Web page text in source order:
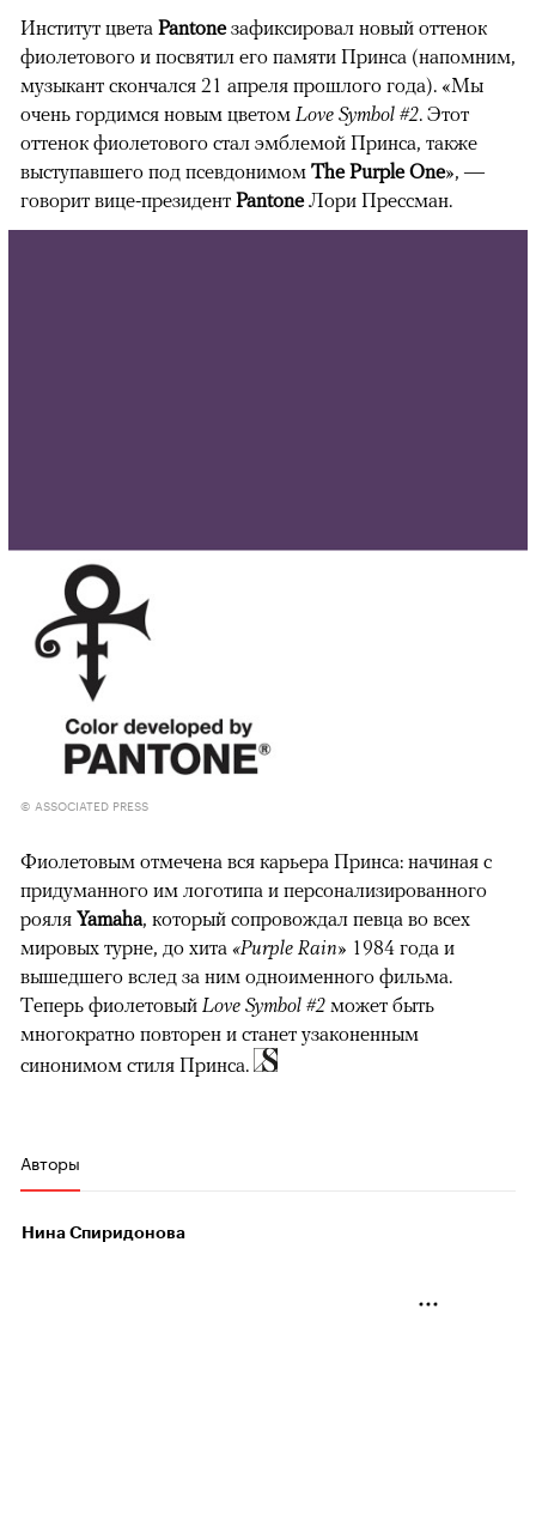
Институт цвета Pantoneзафиксировал новый оттенок
фиолетового и посвятил его памяти Принса (напомним,
музыкант скончался 21 апреля прошлого года). «Мы
очень гордимся новым цветом Love Symbol #2. Этот
оттенок фиолетового стал эмблемой Принса, также
выступавшего под псевдонимом The Purple One», —
говорит вице-президент PantoneЛори Прессман.
© ASSOCIATED PRESS
Фиолетовым отмечена вся карьера Принса: начиная с
придуманного им логотипа и персонализированного
рояля Yamaha, который сопровождал певца во всех
мировых турне, до хита «Purple Rain» 1984 года и
вышедшего вслед за ним одноименного фильма.
Теперь фиолетовый Love Symbol #2 может быть
многократно повторен и станет узаконенным
синонимом стиля Принса.
Авторы
Нина Спиридонова